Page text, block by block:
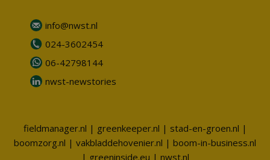
info@nwst.nl
024-3602454
06-42798144
nwst-newstories
fieldmanager.nl | greenkeeper.nl | stad-en-groen.nl |
boomzorg.nl | vakbladdehovenier.nl | boom-in-business.nl
| greeninside.eu | nwst.nl